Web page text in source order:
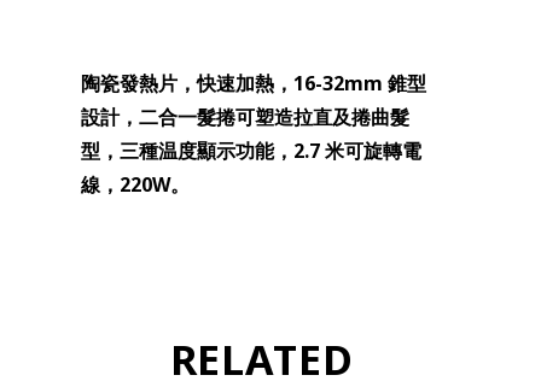
陶瓷發熱片，快速加熱，16-32mm 錐型
設計，二合一髮捲可塑造拉直及捲曲髮
型，三種温度顯示功能，2.7 米可旋轉電
線，220W。
RELATED